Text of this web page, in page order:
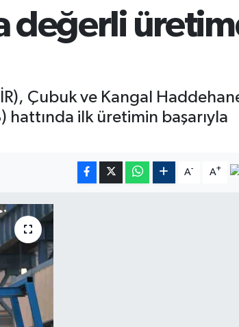
değerli
Çubuk ve Kangal
hattında ilk üretimin başarıyla
A- A+